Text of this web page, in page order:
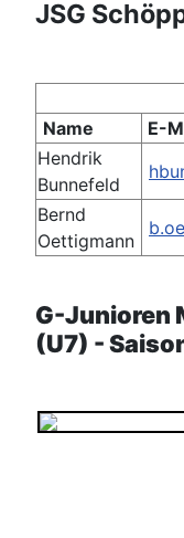
JSG
Name
E-
Hendrik
Bunnefeld
Bernd
Oettigmann
G-Junioren
(U7) -